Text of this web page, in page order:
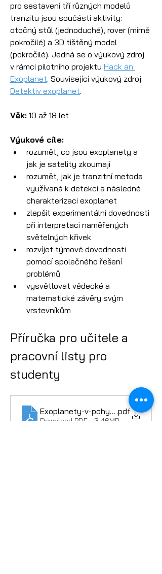
pro sestavení tří různých modelů
tranzitu jsou součástí aktivity:
otočný stůl (jednoduché), rover (mírně
pokročilé) a 3D tištěný model
(pokročilé). Jedná se o výukový zdroj
v rámci pilotního projektu Hack an
Exoplanet. Související výukový zdroj:
Detektiv exoplanet.
Věk: 10 až 18 let
Výukové cíle:
rozumět, co jsou exoplanety a
jak je satelity zkoumají
rozumět, jak je tranzitní metoda
využívaná k detekci a následné
charakterizaci exoplanet
zlepšit experimentální dovednosti
při interpretaci naměřených
světelných křivek
rozvíjet týmové dovednosti
pomocí společného řešení
problémů
vysvětlovat vědecké a
matematické závěry svým
vrstevníkům
Příručka pro učitele a
pracovní listy pro
studenty
Exoplanety-v-pohybu.pdf
Download PDF • 3.46MB